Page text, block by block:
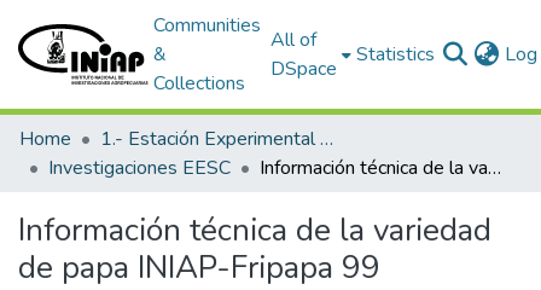
Communities
&
Collections
All of
DSpace
Statistics
Home
1.- Estación Experimental Santa Catalina
Investigaciones EESC
Información técnica de la variedad de papa INIAP-Fripapa 99
Información técnica de la variedad
de papa INIAP-Fripapa 99